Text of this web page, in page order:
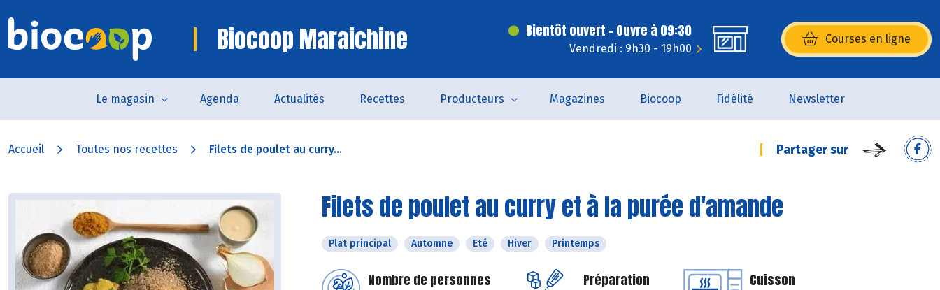
Biocoop Maraichine Bientôt ouvert - Ouvre à 09:30
Vendredi : 9h30 - 19h00
Courses en ligne
(s’ouvre dans une nouvelle
Le magasin Agenda Actualités Recettes Producteurs Magazines Biocoop Fidélité Newsletter
Accueil Toutes nos recettes Filets de poulet au curry... Partager sur
Filets de poulet au curry et à la purée d'amande
Plat principal Automne Eté Hiver Printemps
Nombre de personnes Préparation Cuisson